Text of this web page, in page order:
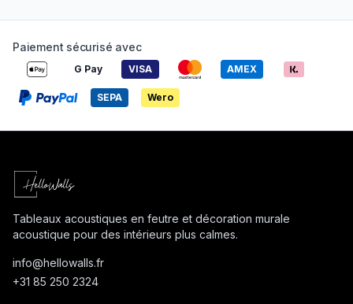
Paiement sécurisé avec
G Pay VISA AMEX
SEPA Wero
Tableaux acoustiques en feutre et décoration murale
acoustique pour des intérieurs plus calmes.
info@hellowalls.fr
+31 85 250 2324